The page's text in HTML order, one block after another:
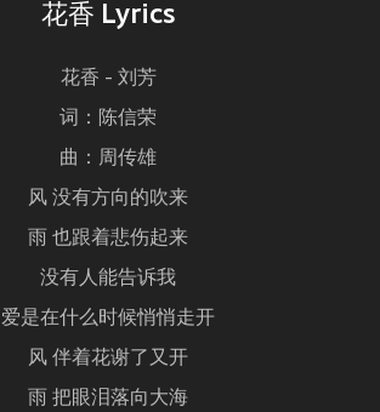
花香 Lyrics
花香 - 刘芳
词：陈信荣
曲：周传雄
风 没有方向的吹来
雨 也跟着悲伤起来
没有人能告诉我
爱是在什么时候悄悄走开
风 伴着花谢了又开
雨 把眼泪落向大海